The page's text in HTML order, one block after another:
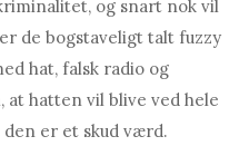
og snart nok vil
de bogstaveligt talt fuzzy
hat, falsk radio og
at hatten vil blive ved hele
den er et skud værd.